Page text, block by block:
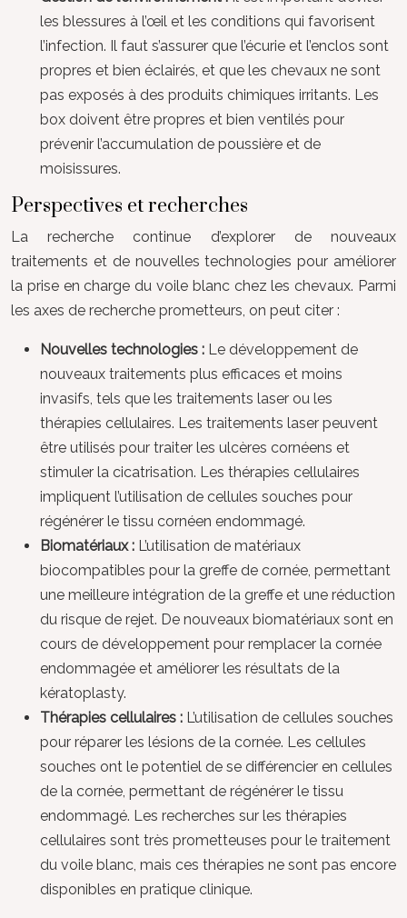
les blessures à l’œil et les conditions qui favorisent
l’infection. Il faut s’assurer que l’écurie et l’enclos sont
propres et bien éclairés, et que les chevaux ne sont
pas exposés à des produits chimiques irritants. Les
box doivent être propres et bien ventilés pour
prévenir l’accumulation de poussière et de
moisissures.
Perspectives et recherches
La recherche continue d’explorer de nouveaux
traitements et de nouvelles technologies pour améliorer
la prise en charge du voile blanc chez les chevaux. Parmi
les axes de recherche prometteurs, on peut citer :
Nouvelles technologies : Le développement de
nouveaux traitements plus efficaces et moins
invasifs, tels que les traitements laser ou les
thérapies cellulaires. Les traitements laser peuvent
être utilisés pour traiter les ulcères cornéens et
stimuler la cicatrisation. Les thérapies cellulaires
impliquent l’utilisation de cellules souches pour
régénérer le tissu cornéen endommagé.
Biomatériaux : L’utilisation de matériaux
biocompatibles pour la greffe de cornée, permettant
une meilleure intégration de la greffe et une réduction
du risque de rejet. De nouveaux biomatériaux sont en
cours de développement pour remplacer la cornée
endommagée et améliorer les résultats de la
kératoplasty.
Thérapies cellulaires : L’utilisation de cellules souches
pour réparer les lésions de la cornée. Les cellules
souches ont le potentiel de se différencier en cellules
de la cornée, permettant de régénérer le tissu
endommagé. Les recherches sur les thérapies
cellulaires sont très prometteuses pour le traitement
du voile blanc, mais ces thérapies ne sont pas encore
disponibles en pratique clinique.